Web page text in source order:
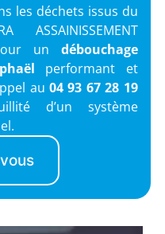
les déchets issus du
ASSAINISSEMENT
un débouchage
performant et
au 04 93 67 28 19
d’un système